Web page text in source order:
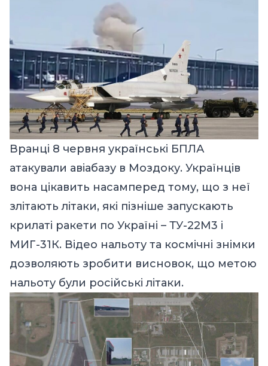
Вранці 8 червня українські БПЛА
атакували авіабазу в Моздоку. Українців
вона цікавить насамперед тому, що з неї
злітають літаки, які пізніше запускають
крилаті ракети по Україні – ТУ-22М3 і
МИГ-31К. Відео нальоту та космічні знімки
дозволяють зробити висновок, що метою
нальоту були російські літаки.